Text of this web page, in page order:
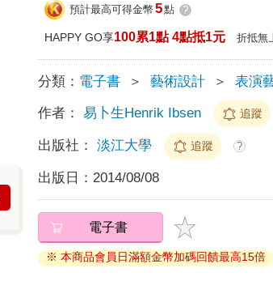
預計最高可得金幣 5點 ?
HAPPY GO享100累1點 4點抵1元 折抵無
分類： 電子書 ＞ 藝術設計 ＞ 表演
作者： 易卜生Henrik Ibsen 追蹤
出版社： 淡江大學 追蹤 ?
出版日： 2014/08/08
電子書
※ 本商品會員日滿額金幣加碼回饋最高15倍